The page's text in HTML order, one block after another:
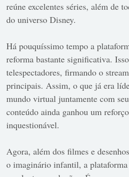
reúne excelentes séries, além de
do universo Disney.
Há pouquíssimo tempo a
reforma bastante significativa.
telespectadores, firmando o
principais. Assim, o que já era
mundo virtual juntamente com
conteúdo ainda ganhou um
inquestionável.
Agora, além dos filmes e
o imaginário infantil, a plataforma